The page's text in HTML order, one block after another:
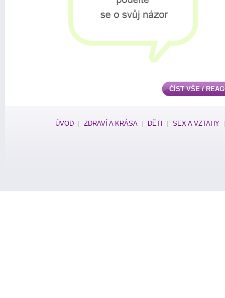
ČÍST VŠE /
ÚVOD ZDRAVÍ A KRÁSA DĚTI SEX A VZTAHY